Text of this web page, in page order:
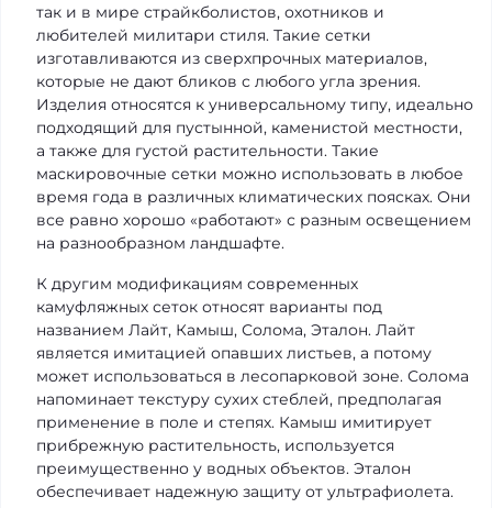
так и в мире страйкболистов, охотников и
любителей милитари стиля. Такие сетки
изготавливаются из сверхпрочных материалов,
которые не дают бликов с любого угла зрения.
Изделия относятся к универсальному типу, идеально
подходящий для пустынной, каменистой местности,
а также для густой растительности. Такие
маскировочные сетки можно использовать в любое
время года в различных климатических поясках. Они
все равно хорошо «работают» с разным освещением
на разнообразном ландшафте.
К другим модификациям современных
камуфляжных сеток относят варианты под
названием Лайт, Камыш, Солома, Эталон. Лайт
является имитацией опавших листьев, а потому
может использоваться в лесопарковой зоне. Солома
напоминает текстуру сухих стеблей, предполагая
применение в поле и степях. Камыш имитирует
прибрежную растительность, используется
преимущественно у водных объектов. Эталон
обеспечивает надежную защиту от ультрафиолета.